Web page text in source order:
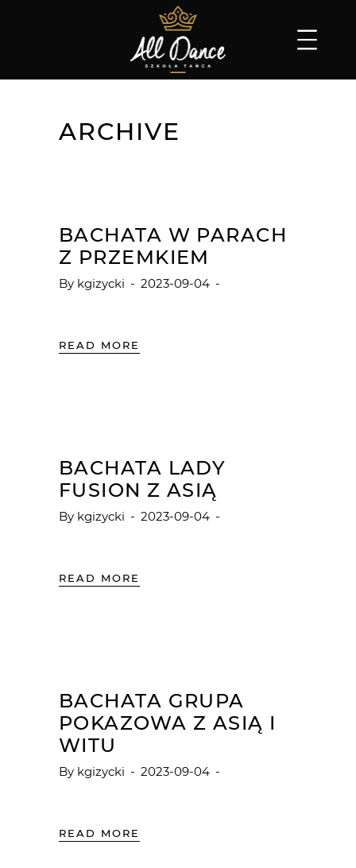
ARCHIVE
BACHATA W PARACH
Z PRZEMKIEM
By kgizycki 2023-09-04
READ MORE
BACHATA LADY
FUSION Z ASIĄ
By kgizycki 2023-09-04
READ MORE
BACHATA GRUPA
POKAZOWA Z ASIĄ I
WITU
By kgizycki 2023-09-04
READ MORE